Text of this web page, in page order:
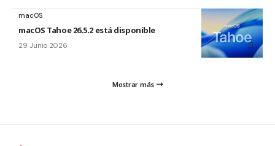
macOS
macOS Tahoe 26.5.2 está disponible
29 Junio 2026
Mostrar más